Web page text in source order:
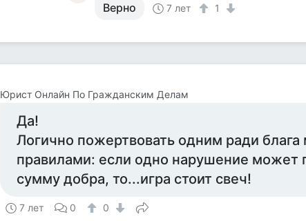
Верно 7 лет 1
Юрист Онлайн По Гражданским Делам
Да!
Логично пожертвовать одним ради
правилами: если одно нарушение может
сумму добра, то...игра стоит свеч!
7 лет 0 0